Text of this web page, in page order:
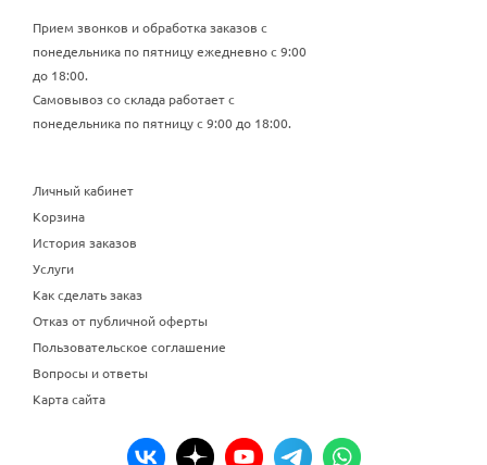
Прием звонков и обработка заказов с
понедельника по пятницу ежедневно с 9:00
до 18:00.
Самовывоз со склада работает с
понедельника по пятницу с 9:00 до 18:00.
Личный кабинет
Корзина
История заказов
Услуги
Как сделать заказ
Отказ от публичной оферты
Пользовательское соглашение
Вопросы и ответы
Карта сайта